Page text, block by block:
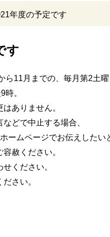
年度の予定です
す
ら11月までの、毎月第2土曜
時。
ありません。
どで中止する場合、
ームページでお伝えしたい
赦ください。
ください。
さい。